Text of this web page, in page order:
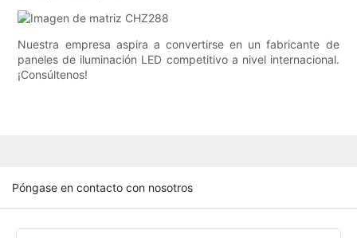
Nuestra empresa aspira a convertirse en un fabricante de
paneles de iluminación LED competitivo a nivel internacional.
¡Consúltenos!
Póngase en contacto con nosotros